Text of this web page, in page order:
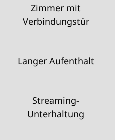
Zimmer mit
Verbindungstür
Langer Aufenthalt
Streaming-
Unterhaltung